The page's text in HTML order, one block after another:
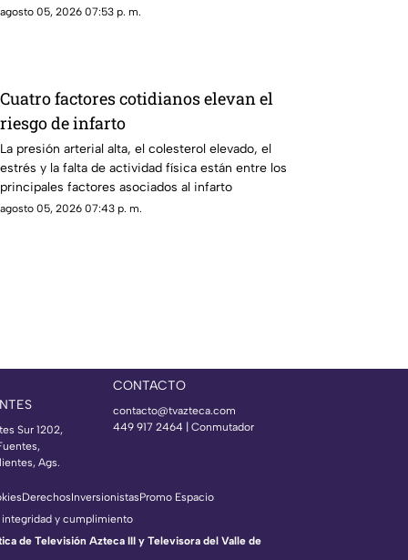
agosto 05, 2026 07:53 p. m.
Cuatro factores cotidianos elevan el
riesgo de infarto
La presión arterial alta, el colesterol elevado, el
estrés y la falta de actividad física están entre los
principales factores asociados al infarto
agosto 05, 2026 07:43 p. m.
Sur 1202,
Ags.
CONTACTO
contacto@tvazteca.com
449 917 2464 | Conmutador
DerechosInversionistasPromo Espacio
integridad y cumplimiento
de Televisión Azteca III y Televisora del Valle de